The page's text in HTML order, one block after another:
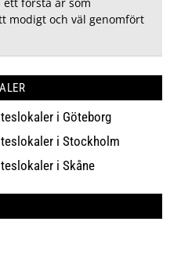
ett första år som
modigt och väl genomfört
i Göteborg
i Stockholm
i Skåne